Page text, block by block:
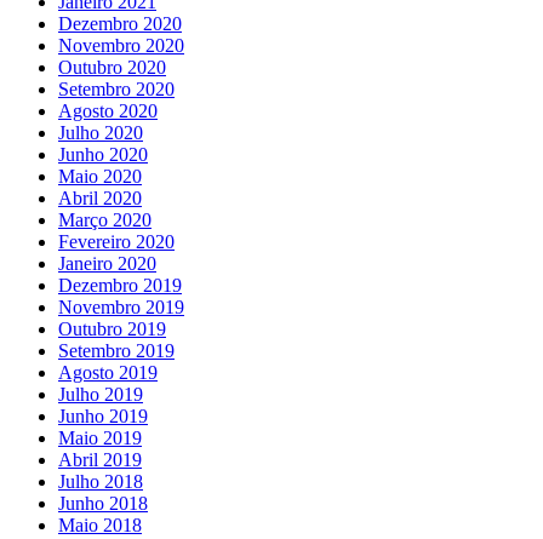
Dezembro 2020
Novembro 2020
Outubro 2020
Setembro 2020
Agosto 2020
Julho 2020
Junho 2020
Maio 2020
Abril 2020
Março 2020
Fevereiro 2020
Janeiro 2020
Dezembro 2019
Novembro 2019
Outubro 2019
Setembro 2019
Agosto 2019
Julho 2019
Junho 2019
Maio 2019
Abril 2019
Julho 2018
Junho 2018
Maio 2018